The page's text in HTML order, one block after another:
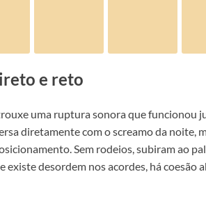
e reto
uma ruptura sonora que funcionou
diretamente com o screamo da noite,
Sem rodeios, subiram ao
existe desordem nos acordes, há coesão